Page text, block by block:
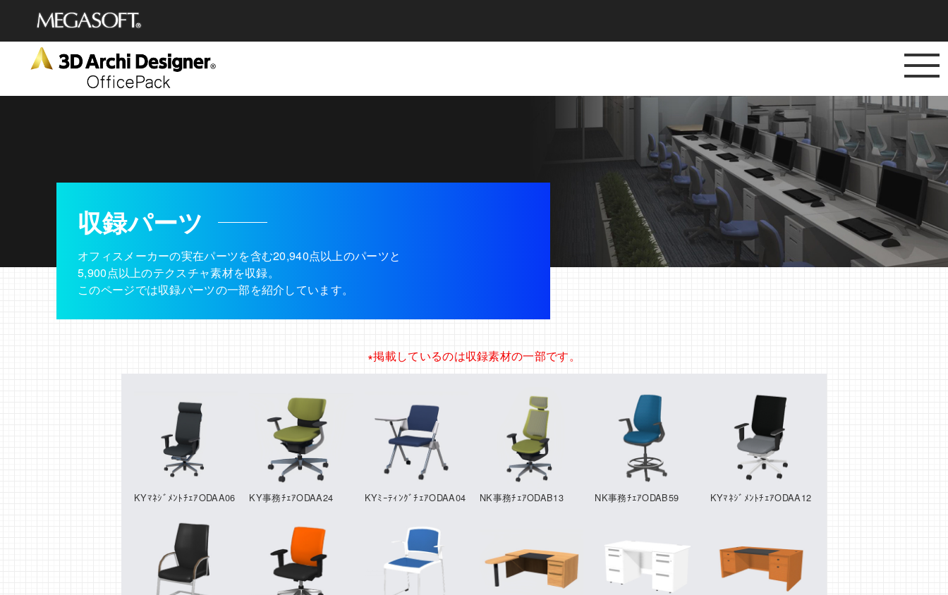
メガソフト株式会社
収録パーツ
オフィスメーカーの実在パーツを含む20,940点以上のパーツと
5,900点以上のテクスチャ素材を収録。
このページでは収録パーツの一部を紹介しています。
∗掲載しているのは収録素材の一部です。
KYﾏﾈｼﾞﾒﾝﾄﾁｪｱODAA06 KY事務ﾁｪｱODAA24 KYﾐｰﾃｨﾝｸﾞﾁｪｱODAA04 NK事務ﾁｪｱODAB13 NK事務ﾁｪｱODAB59 KYﾏﾈｼﾞﾒﾝﾄﾁｪｱODAA12